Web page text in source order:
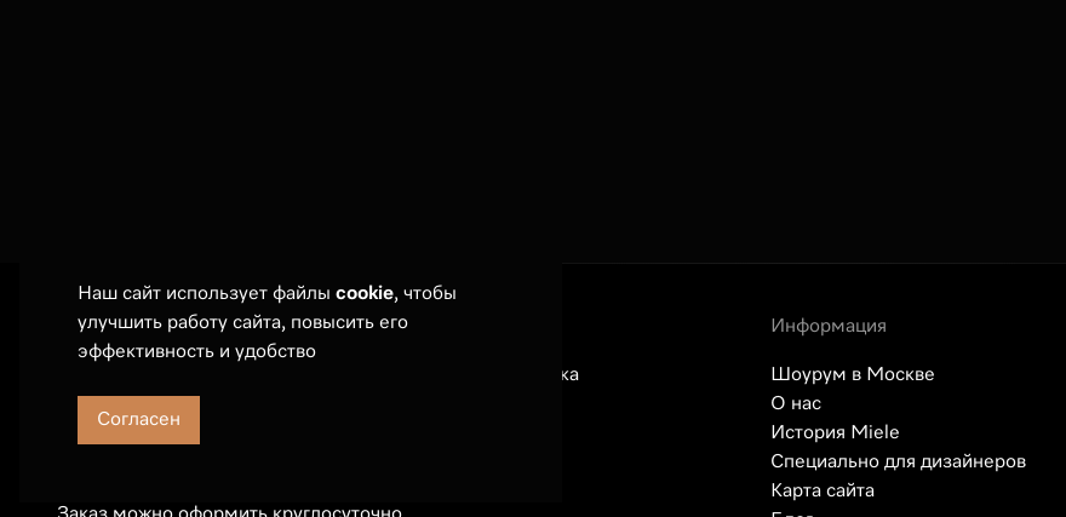
Наш сайт использует файлы cookie, чтобы
улучшить работу сайта, повысить его
эффективность и удобство
Согласен
Телефон: 7 (495) 789 19 55
Оплата и доставка
Информация
Шоурум в Москве
О нас
История Miele
Специально для дизайнеров
Карта сайта